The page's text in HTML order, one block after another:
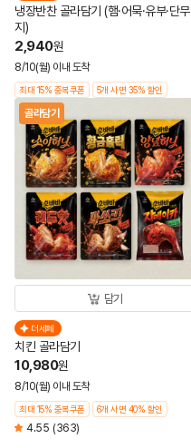
냉장반찬 골라담기 (햄·어묵·유부·단무
지)
2,940원
8/10(월) 이내 도착
최대 15% 중복쿠폰 5개 사면 35% 할인
골라담기
담기
더세페
치킨 골라담기
10,980원
8/10(월) 이내 도착
최대 15% 중복쿠폰 6개 사면 40% 할인
4.55 (363)